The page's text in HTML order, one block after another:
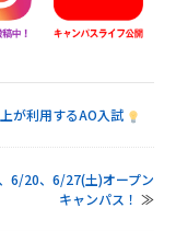
が利用するAO入試
6/20、6/27(土)オープン
キャンパス！ ≫